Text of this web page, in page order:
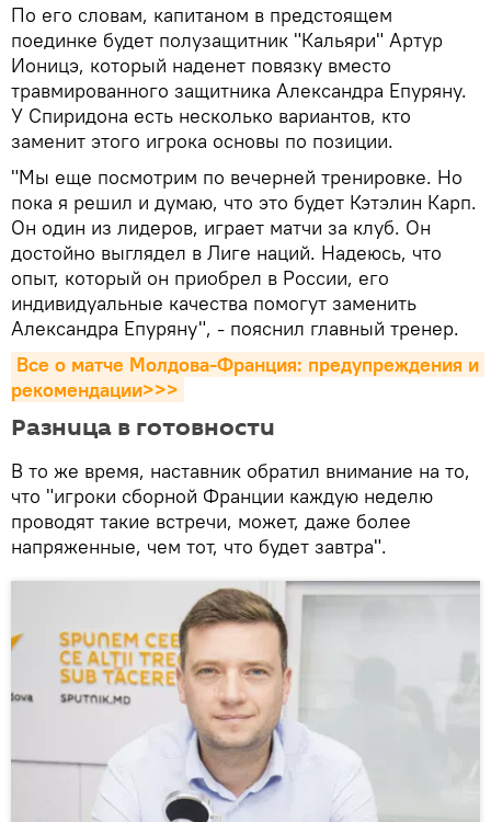
По его словам, капитаном в предстоящем
поединке будет полузащитник "Кальяри" Артур
Ионицэ, который наденет повязку вместо
травмированного защитника Александра Епуряну.
У Спиридона есть несколько вариантов, кто
заменит этого игрока основы по позиции.
"Мы еще посмотрим по вечерней тренировке. Но
пока я решил и думаю, что это будет Кэтэлин Карп.
Он один из лидеров, играет матчи за клуб. Он
достойно выглядел в Лиге наций. Надеюсь, что
опыт, который он приобрел в России, его
индивидуальные качества помогут заменить
Александра Епуряну", - пояснил главный тренер.
Все о матче Молдова-Франция: предупреждения и
рекомендации>>>
Разница в готовности
В то же время, наставник обратил внимание на то,
что "игроки сборной Франции каждую неделю
проводят такие встречи, может, даже более
напряженные, чем тот, что будет завтра".